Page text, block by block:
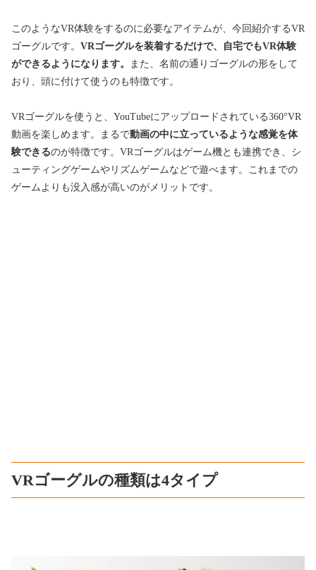
このようなVR体験をするのに必要なアイテムが、今回紹介するVR
ゴーグルです。 VRゴーグルを装着するだけで、自宅でもVR体験
ができるようになります。
また、名前の通りゴーグルの形をして
おり、頭に付けて使うのも特徴です。
VRゴーグルを使うと、YouTubeにアップロードされている360°VR
動画を楽しめます。まるで動画の中に立っているような感覚を体
験できるのが特徴です。VRゴーグルはゲーム機とも連携でき、シ
ューティングゲームやリズムゲームなどで遊べます。これまでの
ゲームよりも没入感が高いのがメリットです。
VRゴーグルの種類は4タイプ